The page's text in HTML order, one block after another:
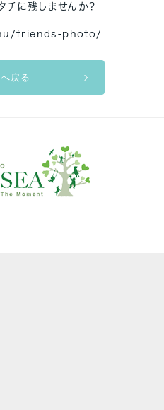
チに残しませんか？
friends-photo/
戻る